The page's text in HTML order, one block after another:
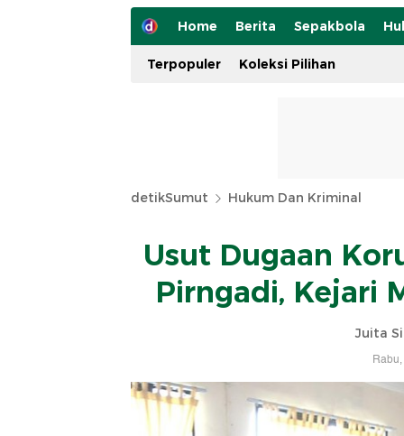
Home Berita Sepakbola
Terpopuler Koleksi Pilihan
detikSumut Hukum Dan Kriminal
Usut Dugaan
Pirngadi, Kejari
Juita